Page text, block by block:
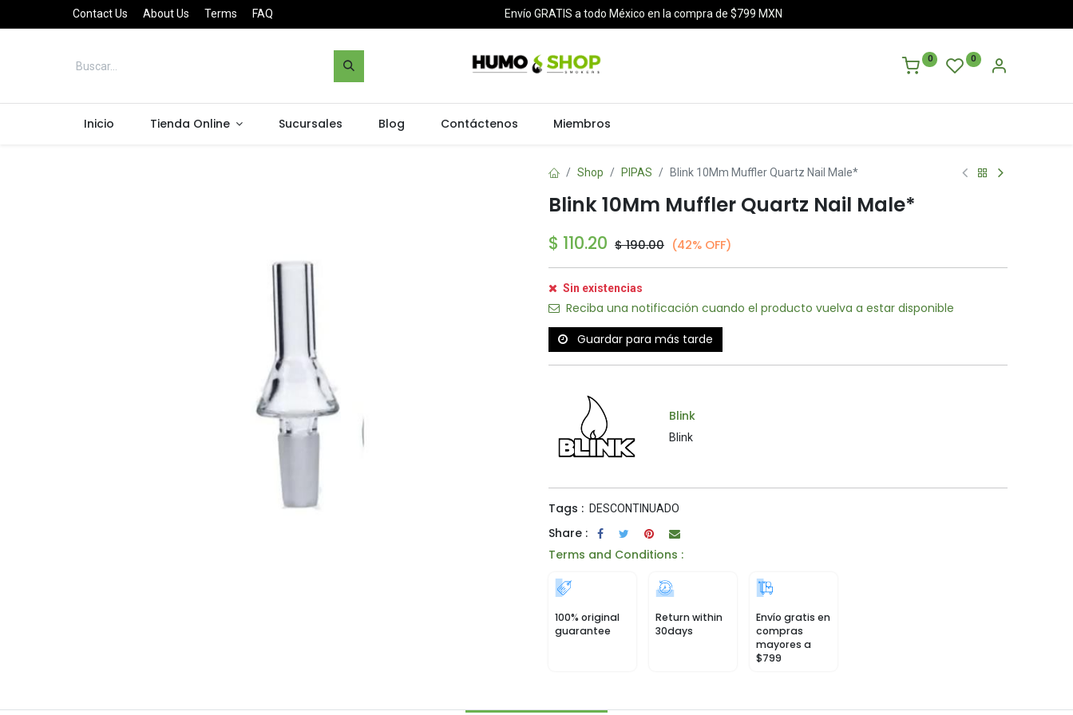
Contact Us About Us Terms FAQ Envío GRATIS a todo México en la compra de $799 MXN
0 0
Inicio Tienda Online Sucursales Blog Contáctenos Miembros
Shop PIPAS Blink 10Mm Muffler Quartz Nail Male*
Blink 10Mm Muffler Quartz Nail Male*
$ 110.20 $190.00 (42% OFF)
Sin existencias
Reciba una notificación cuando el producto vuelva a estar disponible
Guardar para más tarde
Blink
Blink
Tags : DESCONTINUADO
Share :
Terms and Conditions :
100% original
guarantee
Return within
30days
Envío gratis en
compras
mayores a
$799